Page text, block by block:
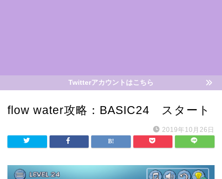
Twitterアカウントはこちら
flow water攻略：BASIC24 スタート
2019年10月26日